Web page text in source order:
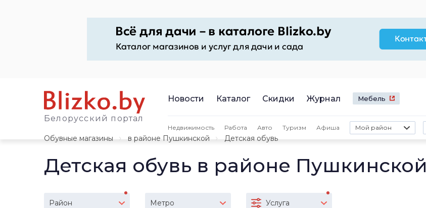
Белорусский портал
Новости Каталог Скидки Журнал Мебель
Недвижимость Работа Авто Туризм Афиша Мой район
Обувные магазины
в районе Пушкинской Детская обувь
Детская обувь в районе Пушкинской
Район Метро Услуга